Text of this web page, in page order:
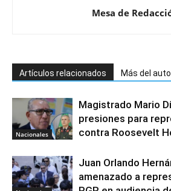
Mesa de
Artículos relacionados Más del
Nacionales
Magistrado Mario
presiones para
contra Roosevelt
Juan Orlando
amenazado a